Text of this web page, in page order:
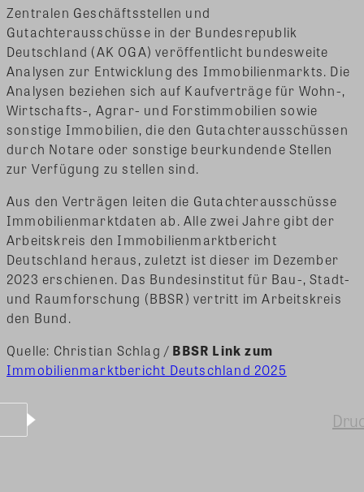
Zentralen Geschäftsstellen und
Gutachterausschüsse in der Bundesrepublik
Deutschland (AK OGA) veröffentlicht bundesweite
Analysen zur Entwicklung des Immobilienmarkts. Die
Analysen beziehen sich auf Kaufverträge für Wohn-,
Wirtschafts-, Agrar- und Forstimmobilien sowie
sonstige Immobilien, die den Gutachterausschüssen
durch Notare oder sonstige beurkundende Stellen
zur Verfügung zu stellen sind.
Aus den Verträgen leiten die Gutachterausschüsse
Immobilienmarktdaten ab. Alle zwei Jahre gibt der
Arbeitskreis den Immobilienmarktbericht
Deutschland heraus, zuletzt ist dieser im Dezember
2023 erschienen. Das Bundesinstitut für Bau-, Stadt-
und Raumforschung (BBSR) vertritt im Arbeitskreis
den Bund.
Quelle: Christian Schlag / BBSR Link zum
Immobilienmarktbericht Deutschland 2025